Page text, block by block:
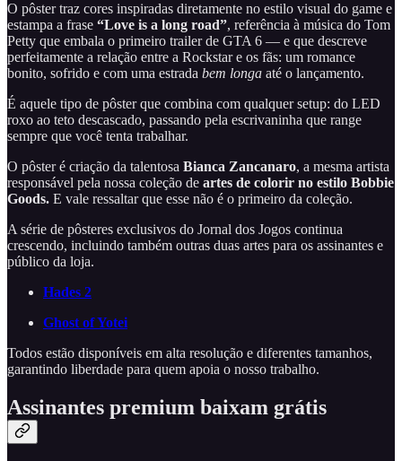
O pôster traz cores inspiradas diretamente no estilo visual do game e
estampa a frase “Love is a long road”, referência à música do Tom
Petty que embala o primeiro trailer de GTA 6 — e que descreve
perfeitamente a relação entre a Rockstar e os fãs: um romance
bonito, sofrido e com uma estrada bem longa até o lançamento.
É aquele tipo de pôster que combina com qualquer setup: do LED
roxo ao teto descascado, passando pela escrivaninha que range
sempre que você tenta trabalhar.
O pôster é criação da talentosa Bianca Zancanaro, a mesma artista
responsável pela nossa coleção de artes de colorir no estilo Bobbie
Goods. E vale ressaltar que esse não é o primeiro da coleção.
A série de pôsteres exclusivos do Jornal dos Jogos continua
crescendo, incluindo também outras duas artes para os assinantes e
público da loja.
Hades 2
Ghost of Yotei
Todos estão disponíveis em alta resolução e diferentes tamanhos,
garantindo liberdade para quem apoia o nosso trabalho.
Assinantes premium baixam grátis